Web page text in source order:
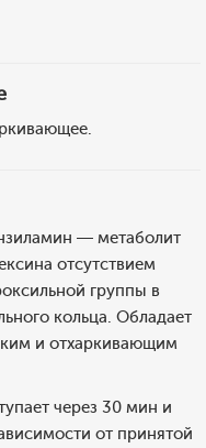
— метаболит
отсутствием
группы в
кольца. Обладает
и отхаркивающим
через 30 мин и
от принятой